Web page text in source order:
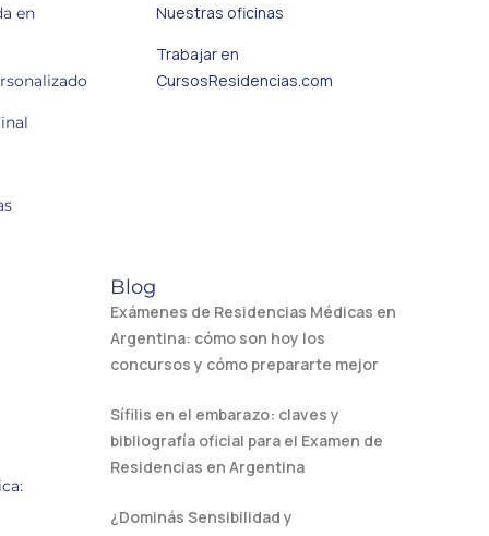
en
Nuestras oficinas
Trabajar en
CursosResidencias.com
Blog
Exámenes de Residencias Médicas en
Argentina: cómo son hoy los
concursos y cómo prepararte mejor
Sífilis en el embarazo: claves y
bibliografía oficial para el Examen de
Residencias en Argentina
¿Dominás Sensibilidad y